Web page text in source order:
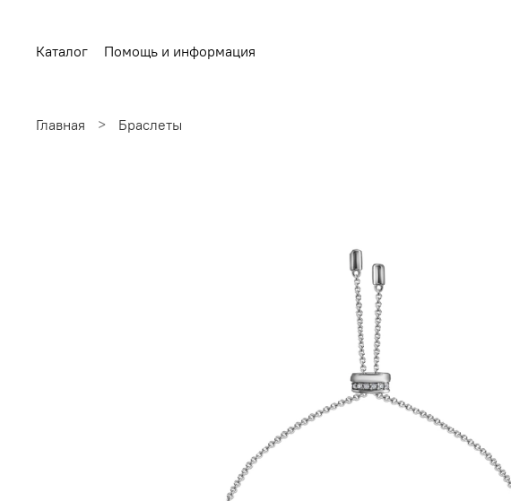
Каталог Помощь и информация
Главная Браслеты